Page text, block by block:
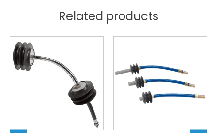
Related products